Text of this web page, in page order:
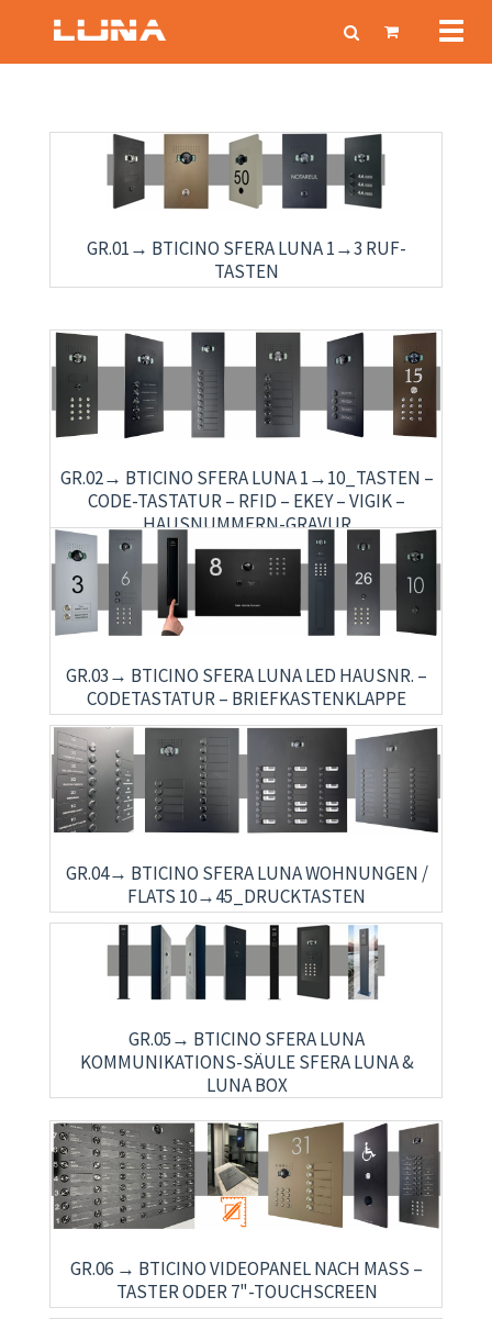
GR.01→ BTICINO SFERA LUNA 1→3 RUF-
TASTEN
GR.02→ BTICINO SFERA LUNA 1→10_TASTEN –
CODE-TASTATUR – RFID – EKEY – VIGIK –
HAUSNUMMERN-GRAVUR
GR.03→ BTICINO SFERA LUNA LED HAUSNR. –
CODETASTATUR – BRIEFKASTENKLAPPE
GR.04→ BTICINO SFERA LUNA WOHNUNGEN /
FLATS 10→45_DRUCKTASTEN
GR.05→ BTICINO SFERA LUNA
KOMMUNIKATIONS-SÄULE SFERA LUNA &
LUNA BOX
GR.06 → BTICINO VIDEOPANEL NACH MASS – T
ASTER ODER 7"-TOUCHSCREEN